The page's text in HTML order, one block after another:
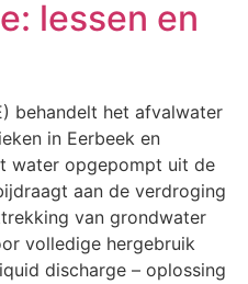
lessen en
behandelt het afvalwater
in Eerbeek en
water opgepompt uit de
aan de verdroging
van grondwater
volledige hergebruik
discharge – oplossing